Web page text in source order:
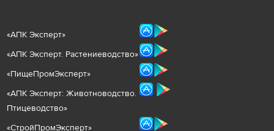
«АПК Эксперт»
«АПК Эксперт. Растениеводство»
«ПищеПромЭксперт»
«АПК Эксперт: Животноводство.
Птицеводство»
«СтройПромЭксперт»